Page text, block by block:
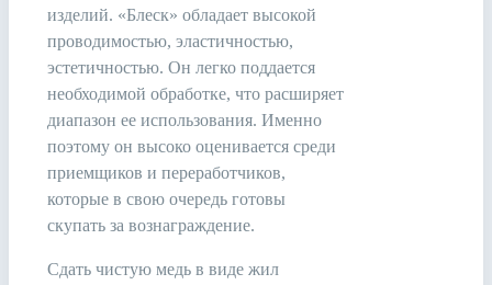
изделий. «Блеск» обладает высокой
проводимостью, эластичностью,
эстетичностью. Он легко поддается
необходимой обработке, что расширяет
диапазон ее использования. Именно
поэтому он высоко оценивается среди
приемщиков и переработчиков,
которые в свою очередь готовы
скупать за вознаграждение.
Сдать чистую медь в виде жил